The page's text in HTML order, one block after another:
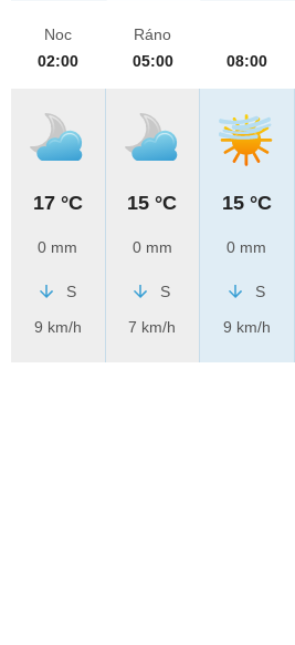
Noc
02:00
17 °C
0 mm
S
9 km/h
Ráno
05:00
15 °C
0 mm
S
7 km/h
08:00
15 °C
0 mm
S
9 km/h